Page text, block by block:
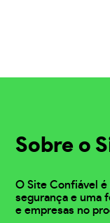
Sobre o
O Site Confiável
segurança e uma
e empresas no